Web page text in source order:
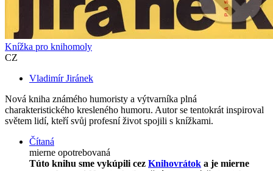
Knížka pro knihomoly
CZ
Vladimír Jiránek
Nová kniha známého humoristy a výtvarníka plná
charakteristického kresleného humoru. Autor se tentokrát inspiroval
světem lidí, kteří svůj profesní život spojili s knížkami.
Čítaná
mierne opotrebovaná
Túto knihu sme vykúpili cez Knihovrátok a je mierne